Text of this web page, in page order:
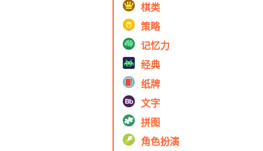
棋类
策略
记忆力
经典
纸牌
文字
拼图
角色扮演